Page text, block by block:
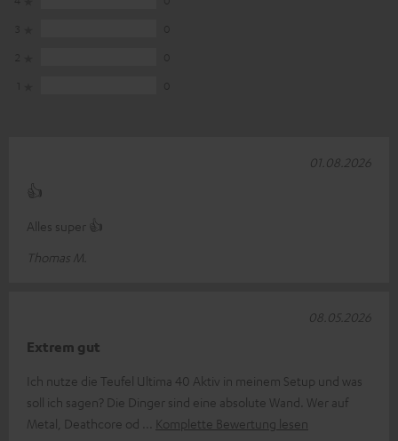
👍
Alles super 👍
Thomas M.
01.08.2026
Extrem gut
Ich nutze die Teufel Ultima 40 Aktiv in meinem Setup und was
soll ich sagen? Die Dinger sind eine absolute Wand. Wer auf
Metal, Deathcore od
Komplette Bewertung lesen
08.05.2026